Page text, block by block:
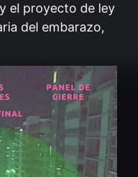
el proyecto de ley
del embarazo,